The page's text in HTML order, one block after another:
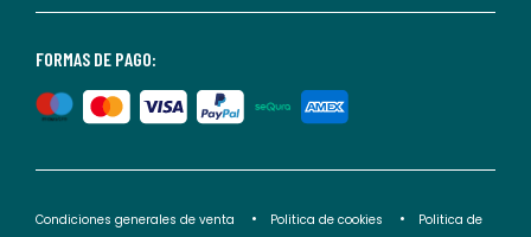
nuestra
de
privacidad</2>.
FORMAS DE PAGO:
Condiciones generales de venta Politica de cookies
Politica de